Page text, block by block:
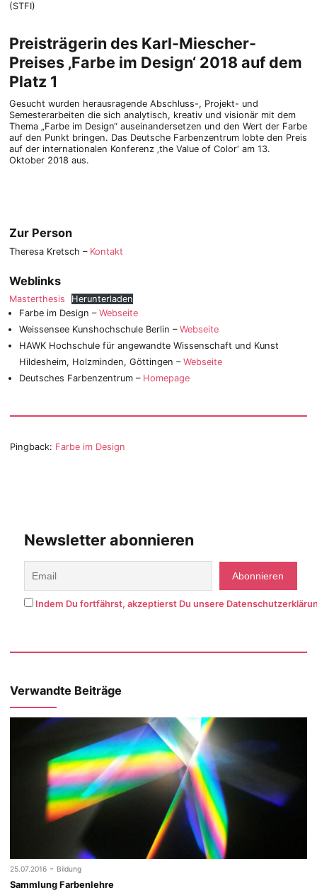
(STFI)
Preisträgerin des Karl-Miescher-
Preises ‚Farbe im Design‘ 2018 auf dem
Platz 1
Gesucht wurden herausragende Abschluss-, Projekt- und
Semesterarbeiten die sich analytisch, kreativ und visionär mit dem
Thema „Farbe im Design“ auseinandersetzen und den Wert der Farbe
auf den Punkt bringen. Das Deutsche Farbenzentrum lobte den Preis
auf der internationalen Konferenz ‚the Value of Color‘ am 13.
Oktober 2018 aus.
Zur Person
Theresa Kretsch – Kontakt
Weblinks
Masterthesis
Herunterladen
Farbe im Design –Webseite
Weissensee Kunshochschule Berlin –Webseite
HAWK Hochschule für angewandte Wissenschaft und Kunst
Hildesheim, Holzminden, Göttingen –Webseite
Deutsches Farbenzentrum – Homepage
Pingback: Farbe im Design
Newsletter abonnieren
Indem Du fortfährst, akzeptierst Du unsere
Verwandte Beiträge
25.07.2016 - Bildung
Sammlung Farbenlehre